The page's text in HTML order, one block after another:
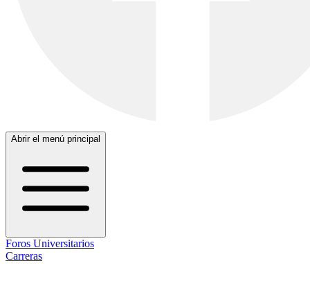
Abrir el menú principal
Foros Universitarios
Carreras